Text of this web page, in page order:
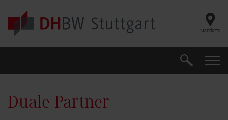
Skip to main content
Standorte
Suche
Duale Partner